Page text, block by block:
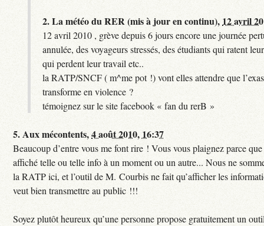
2.La météo du RER (mis à jour en continu), 12 avril
12 avril 2010 , grève depuis 6 jours encore une journée
annulée, des voyageurs stressés, des étudiants qui ratent
qui perdent leur travail etc..
la RATP/SNCF ( m^me pot !) vont elles attendre que
transforme en violence ?
témoignez sur le site facebook « fan du rerB »
5.Aux mécontents,4 août 2010, 16:37
Beaucoup d’entre vous me font rire ! Vous vous plaignez parce que
affiché telle ou telle info à un moment ou un autre... Nous ne
la RATP ici, et l’outil de M. Courbis ne fait qu’afficher les
veut bien transmettre au public !!!
Soyez plutôt heureux qu’une personne propose gratuitement un